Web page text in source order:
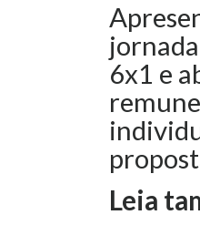
6x1 e
Leia